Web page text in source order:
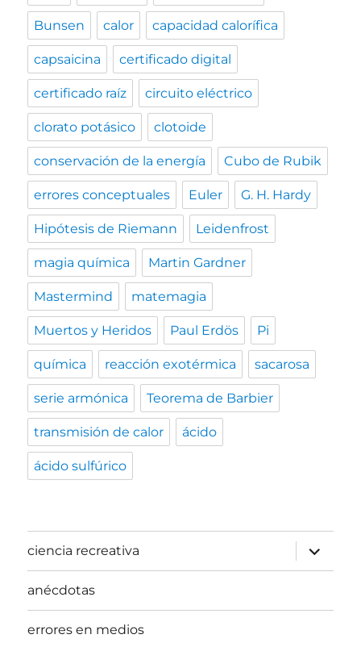
Bunsen calor capacidad calorífica
capsaicina certificado digital
certificado raíz circuito eléctrico
clorato potásico clotoide
conservación de la energía Cubo de Rubik
errores conceptuales Euler G. H. Hardy
Hipótesis de Riemann Leidenfrost
magia química Martin Gardner
Mastermind matemagia
Muertos y Heridos Paul Erdös Pi
química reacción exotérmica sacarosa
serie armónica Teorema de Barbier
transmisión de calor ácido
ácido sulfúrico
ciencia recreativa
expande
el
menú
anécdotas
errores en medios